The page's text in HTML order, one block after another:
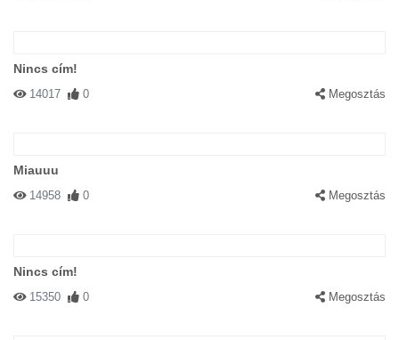
Nincs cím!
14017 0 Megosztás
Miauuu
14958 0 Megosztás
Nincs cím!
15350 0 Megosztás